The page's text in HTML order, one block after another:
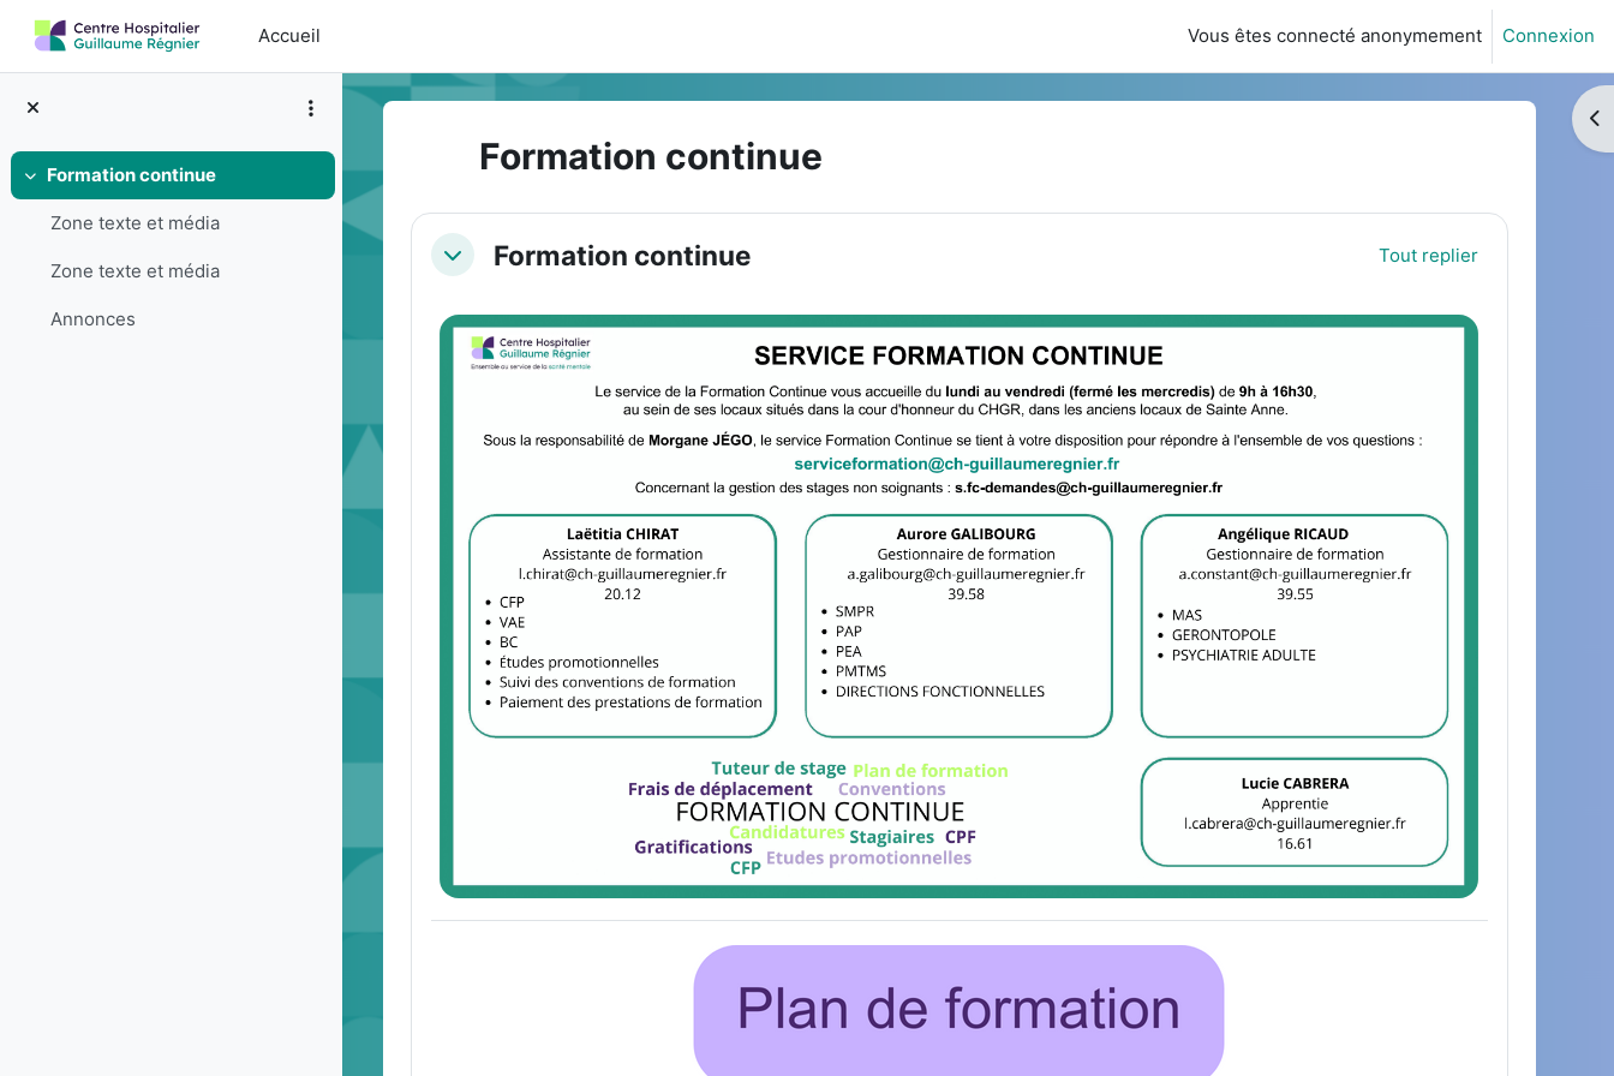
Accueil
Vous êtes connecté anonymement Connexion
Replier
Formation continue
Zone texte et média
Zone texte et média
Annonces
Formation continue
Résumé de section
ReplierFormation continue Tout replier